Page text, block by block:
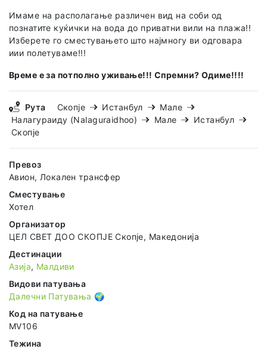
Имаме на располагање различен вид на соби од
познатите куќички на вода до приватни вили на плажа!!
Изберете го сместувањето што најмногу ви одговара
иии полетуваме!!!
Време е за потполно уживање!!! Спремни? Одиме!!!!
Рута Скопје Истанбул
Мале
Налагураиду (Nalaguraidhoo)
Мале
Истанбул
Скопје
Превоз
Авион, Локален трансфер
Сместување
Хотел
Организатор
ЦЕЛ СВЕТ ДОО СКОПЈЕ Скопје, Македонија
Дестинации
Азија, Малдиви
Видови патувања
Далечни Патувања 🌍
Код на патување
MV106
Тежина